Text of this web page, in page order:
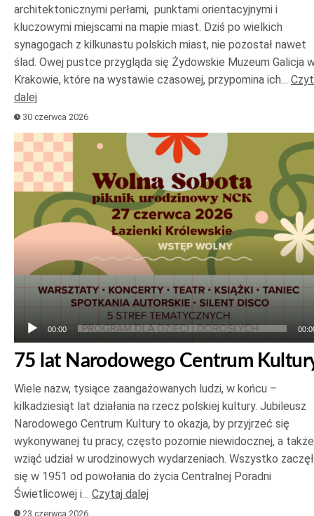
architektonicznymi perłami, punktami orientacyjnymi i
kluczowymi miejscami na mapie miast. Dziś po wielkich
synagogach z kilkunastu polskich miast, nie pozostał nawet
ślad. Owej pustce przygląda się Żydowskie Muzeum Galicja
Krakowie, które na wystawie czasowej, przypomina ich…
dalej
30 czerwca 2026
Odtwarzacz
plików
dźwiękowych
00:00
75 lat Narodowego Centrum
Wiele nazw, tysiące zaangażowanych ludzi, w końcu –
kilkadziesiąt lat działania na rzecz polskiej kultury. Jubileusz
Narodowego Centrum Kultury to okazja, by przyjrzeć się
wykonywanej tu pracy, często pozornie niewidocznej, a także
wziąć udział w urodzinowych wydarzeniach. Wszystko
się w 1951 od powołania do życia Centralnej Poradni
Świetlicowej i… Czytaj dalej
23 czerwca 2026